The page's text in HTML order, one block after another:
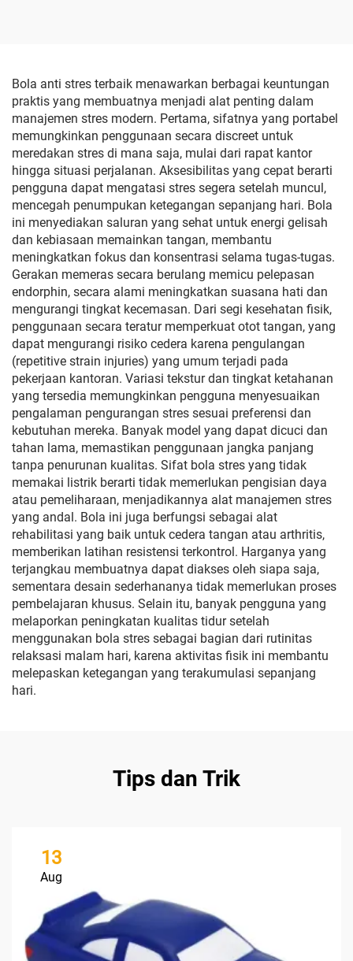
Bola anti stres terbaik menawarkan berbagai keuntungan
praktis yang membuatnya menjadi alat penting dalam
manajemen stres modern. Pertama, sifatnya yang portabel
memungkinkan penggunaan secara discreet untuk
meredakan stres di mana saja, mulai dari rapat kantor
hingga situasi perjalanan. Aksesibilitas yang cepat berarti
pengguna dapat mengatasi stres segera setelah muncul,
mencegah penumpukan ketegangan sepanjang hari. Bola
ini menyediakan saluran yang sehat untuk energi gelisah
dan kebiasaan memainkan tangan, membantu
meningkatkan fokus dan konsentrasi selama tugas-tugas.
Gerakan memeras secara berulang memicu pelepasan
endorphin, secara alami meningkatkan suasana hati dan
mengurangi tingkat kecemasan. Dari segi kesehatan fisik,
penggunaan secara teratur memperkuat otot tangan, yang
dapat mengurangi risiko cedera karena pengulangan
(repetitive strain injuries) yang umum terjadi pada
pekerjaan kantoran. Variasi tekstur dan tingkat ketahanan
yang tersedia memungkinkan pengguna menyesuaikan
pengalaman pengurangan stres sesuai preferensi dan
kebutuhan mereka. Banyak model yang dapat dicuci dan
tahan lama, memastikan penggunaan jangka panjang
tanpa penurunan kualitas. Sifat bola stres yang tidak
memakai listrik berarti tidak memerlukan pengisian daya
atau pemeliharaan, menjadikannya alat manajemen stres
yang andal. Bola ini juga berfungsi sebagai alat
rehabilitasi yang baik untuk cedera tangan atau arthritis,
memberikan latihan resistensi terkontrol. Harganya yang
terjangkau membuatnya dapat diakses oleh siapa saja,
sementara desain sederhananya tidak memerlukan proses
pembelajaran khusus. Selain itu, banyak pengguna yang
melaporkan peningkatan kualitas tidur setelah
menggunakan bola stres sebagai bagian dari rutinitas
relaksasi malam hari, karena aktivitas fisik ini membantu
melepaskan ketegangan yang terakumulasi sepanjang
hari.
Tips dan Trik
13
Aug